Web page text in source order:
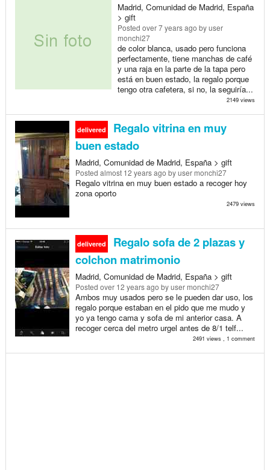
Madrid, Comunidad de Madrid, España
> gift
Posted over 7 years ago by user
monchi27
de color blanca, usado pero funciona
perfectamente, tiene manchas de café
y una raja en la parte de la tapa pero
está en buen estado, la regalo porque
tengo otra cafetera, si no, la seguiría...
2149 views
delivered
Regalo vitrina en muy
buen estado
Madrid, Comunidad de Madrid, España > gift
Posted almost 12 years ago by user monchi27
Regalo vitrina en muy buen estado a recoger hoy
zona oporto
2479 views
delivered
Regalo sofa de 2 plazas y
colchon matrimonio
Madrid, Comunidad de Madrid, España > gift
Posted over 12 years ago by user monchi27
Ambos muy usados pero se le pueden dar uso, los
regalo porque estaban en el pido que me mudo y
yo ya tengo cama y sofa de mi anterior casa. A
recoger cerca del metro urgel antes de 8/1 telf...
2491 views , 1 comment